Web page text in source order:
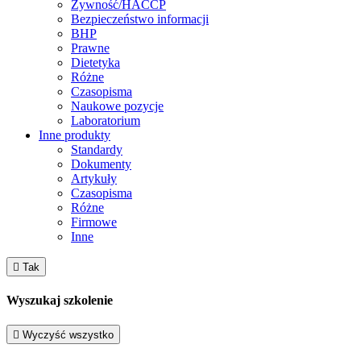
Żywność/HACCP
Bezpieczeństwo informacji
BHP
Prawne
Dietetyka
Różne
Czasopisma
Naukowe pozycje
Laboratorium
Inne produkty
Standardy
Dokumenty
Artykuły
Czasopisma
Różne
Firmowe
Inne
 Tak
Wyszukaj szkolenie
 Wyczyść wszystko